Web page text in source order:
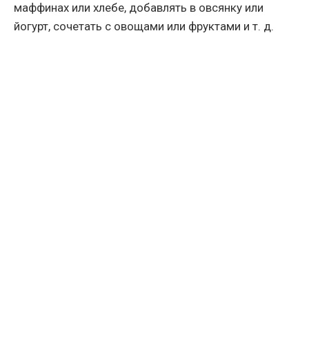
маффинах или хлебе, добавлять в овсянку или
йогурт, сочетать с овощами или фруктами и т. д.